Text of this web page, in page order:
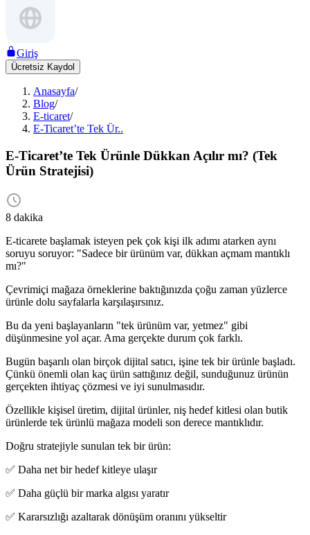
Giriş
Ücretsiz Kaydol
Anasayfa/
Blog/
E-ticaret/
E-Ticaret’te Tek Ür..
E-Ticaret’te Tek Ürünle Dükkan Açılır mı? (Tek
Ürün Stratejisi)
8 dakika
E-ticarete başlamak isteyen pek çok kişi ilk adımı atarken aynı
soruyu soruyor: "Sadece bir ürünüm var, dükkan açmam mantıklı
mı?"
Çevrimiçi mağaza örneklerine baktığınızda çoğu zaman yüzlerce
ürünle dolu sayfalarla karşılaşırsınız.
Bu da yeni başlayanların "tek ürünüm var, yetmez" gibi
düşünmesine yol açar. Ama gerçekte durum çok farklı.
Bugün başarılı olan birçok dijital satıcı, işine tek bir ürünle başladı.
Çünkü önemli olan kaç ürün sattığınız değil, sunduğunuz ürünün
gerçekten ihtiyaç çözmesi ve iyi sunulmasıdır.
Özellikle kişisel üretim, dijital ürünler, niş hedef kitlesi olan butik
ürünlerde tek ürünlü mağaza modeli son derece mantıklıdır.
Doğru stratejiyle sunulan tek bir ürün:
✅ Daha net bir hedef kitleye ulaşır
✅ Daha güçlü bir marka algısı yaratır
✅ Kararsızlığı azaltarak dönüşüm oranını yükseltir